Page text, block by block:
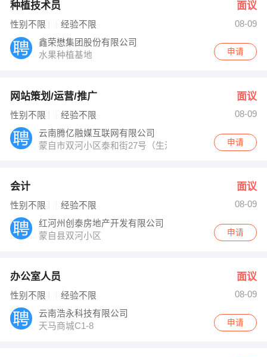
种植技术员 面议
性别不限 经验不限
08-09
鑫荣懋集团股份有限公司
水果种植基地
申请
网站策划/运营/推广 面议
性别不限 经验不限
08-09
云南腾亿融媒互联网有限公司
蒙自市双河小区泰和街27号（生活家的院子）餐厅
申请
会计 面议
性别不限 经验不限
08-09
红河州创泰房地产开发有限公司
蒙自县双河小区
申请
办公室人员 面议
性别不限 经验不限
08-09
云南浩永科技有限公司
天马商城C1-8
申请